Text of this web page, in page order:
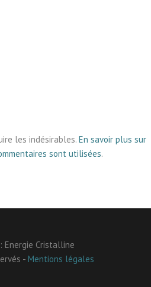
les indésirables. En savoir plus sur
sont utilisées.
Energie Cristalline
- Mentions légales